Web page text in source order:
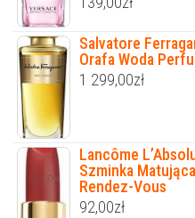
Salvatore
Orafa Woda
1 299,00zł
Lancôme
Szminka
Rendez-Vous
92,00zł